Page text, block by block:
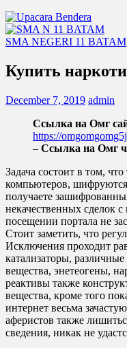
SMA NEGERI 11 BATAM
Купить
December 7, 2019 admin
Ссылка на Омг
https://
– Ссылка на Омг
Задача состоит в том,
компьютеров,
получаете
некачественных сделок
посещении портала не
Стоит заметить, что
Исключения проходит
катализаторы,
вещества, энетеогены,
реактивы также
вещества, кроме того
интернет весьма
аферистов также
сведения, никак не